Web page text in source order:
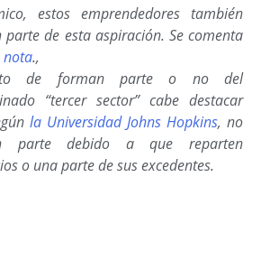
estos emprendedores también
de esta aspiración. Se comenta
nota.,
de forman parte o no del
“tercer sector” cabe destacar
la Universidad Johns Hopkins, no
parte debido a que reparten
o una parte de sus excedentes.